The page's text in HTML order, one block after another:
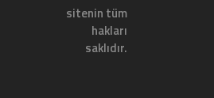
sitenin tüm
hakları
saklıdır.